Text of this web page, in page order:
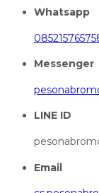
Whatsapp
Messenger
LINE ID
Email